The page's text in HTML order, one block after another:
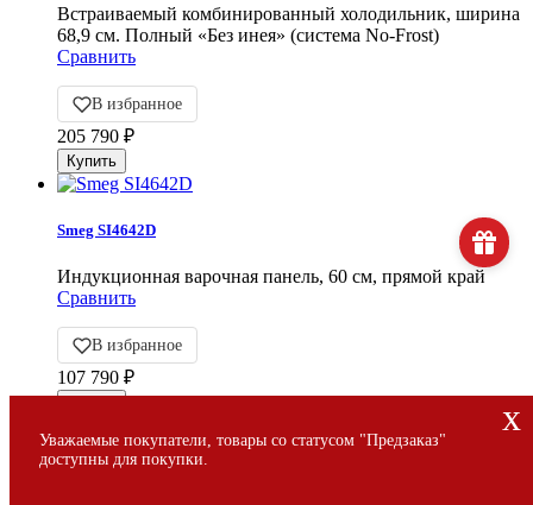
x
Уважаемые покупатели, товары со статусом "Предзаказ"
доступны для покупки.
Встраиваемый комбинированный холодильник, ширина
68,9 см. Полный «Без инея» (система No-Frost)
Сравнить
В избранное
205 790 ₽
Smeg SI4642D
Индукционная варочная панель, 60 см, прямой край
Сравнить
В избранное
107 790 ₽
Smeg KITSPDT